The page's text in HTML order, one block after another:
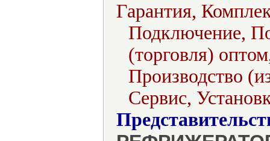
Гарантия,
Подключение,
(торговля)
Производство
Сервис,